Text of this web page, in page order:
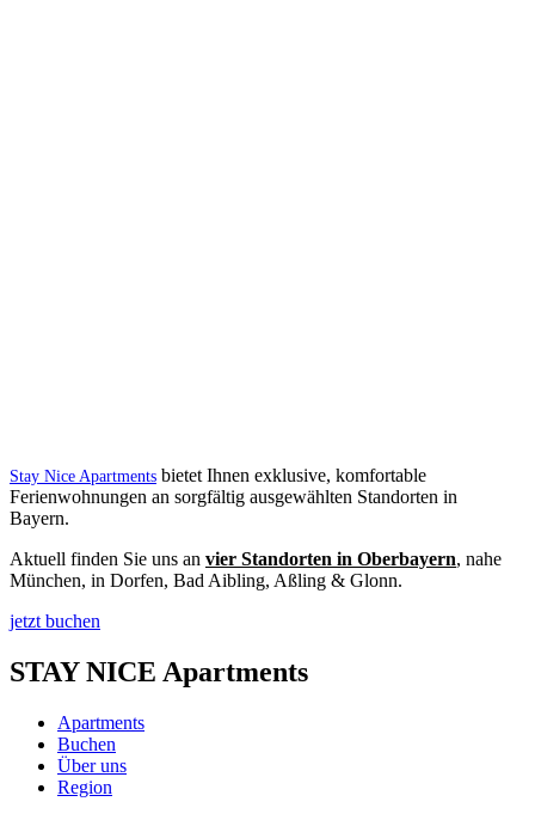
Stay Nice Apartments bietet Ihnen exklusive, komfortable
Ferienwohnungen an sorgfältig ausgewählten Standorten in
Bayern.
Aktuell finden Sie uns an vier Standorten in Oberbayern, nahe
München, in Dorfen, Bad Aibling, Aßling & Glonn.
jetzt buchen
STAY NICE Apartments
Apartments
Buchen
Über uns
Region